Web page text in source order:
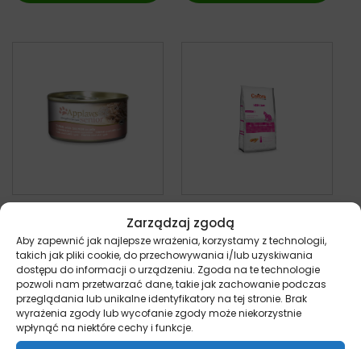
Zarządzaj zgodą
Aby zapewnić jak najlepsze wrażenia, korzystamy z technologii,
takich jak pliki cookie, do przechowywania i/lub uzyskiwania
dostępu do informacji o urządzeniu. Zgoda na te technologie
pozwoli nam przetwarzać dane, takie jak zachowanie podczas
przeglądania lub unikalne identyfikatory na tej stronie. Brak
wyrażenia zgody lub wycofanie zgody może niekorzystnie
wpłynąć na niektóre cechy i funkcje.
– Tuńczyk Łosoś –
70g puszka dla
starszego kota
kot
3,99złz VAT
Dowiedz się więcej
Łosoś & Ryż – sucha
karma dla kota
kot
Od:58,85zł